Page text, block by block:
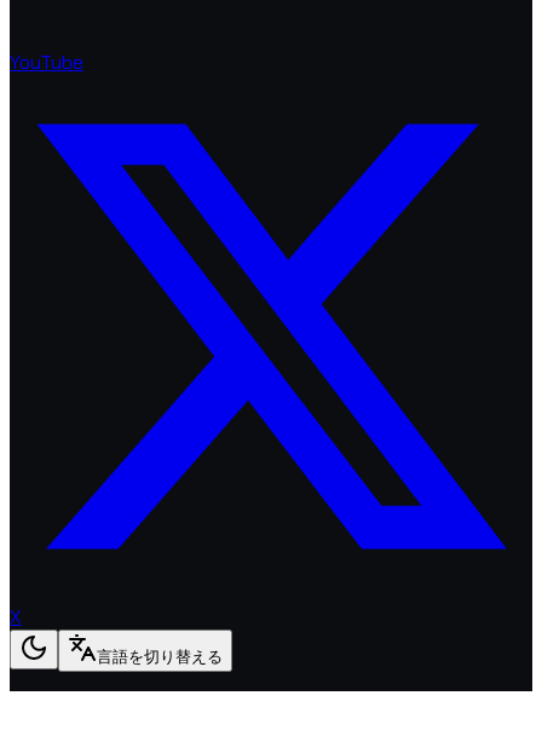
YouTube
X
言語を切り替える